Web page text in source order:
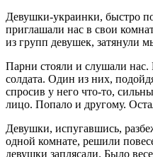
Девушки-украинки, быстро
приглашали нас в свои
из групп девушек, затянули
Парни стояли и слушали
солдата. Один из них,
спросив у него что-то,
лицо. Попало и другому.
Девушки, испугавшись,
одной комнате, решили
девушки заплясали. Было